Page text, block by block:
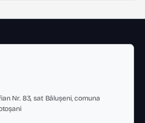
Nr. 83, sat Bălușeni, comuna